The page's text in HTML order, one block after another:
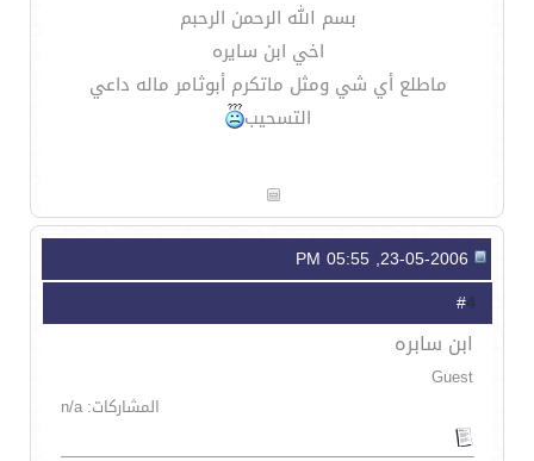
بسم الله الرحمن الرحبم
اخي ابن سايره
ماطلع أي شي ومثل ماتكرم أبوثامر ماله داعي
التسحيب
4
ابن سابره
Guest
المشاركات: n/a